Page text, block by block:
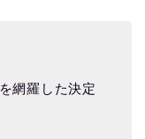
網羅した決定